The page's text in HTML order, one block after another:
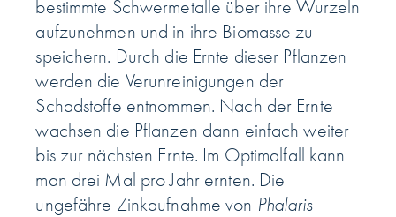
bestimmte Schwermetalle über ihre Wurzeln
aufzunehmen und in ihre Biomasse zu
speichern. Durch die Ernte dieser Pflanzen
werden die Verunreinigungen der
Schadstoffe entnommen. Nach der Ernte
wachsen die Pflanzen dann einfach weiter
bis zur nächsten Ernte. Im Optimalfall kann
man drei Mal pro Jahr ernten. Die
ungefähre Zinkaufnahme von Phalaris